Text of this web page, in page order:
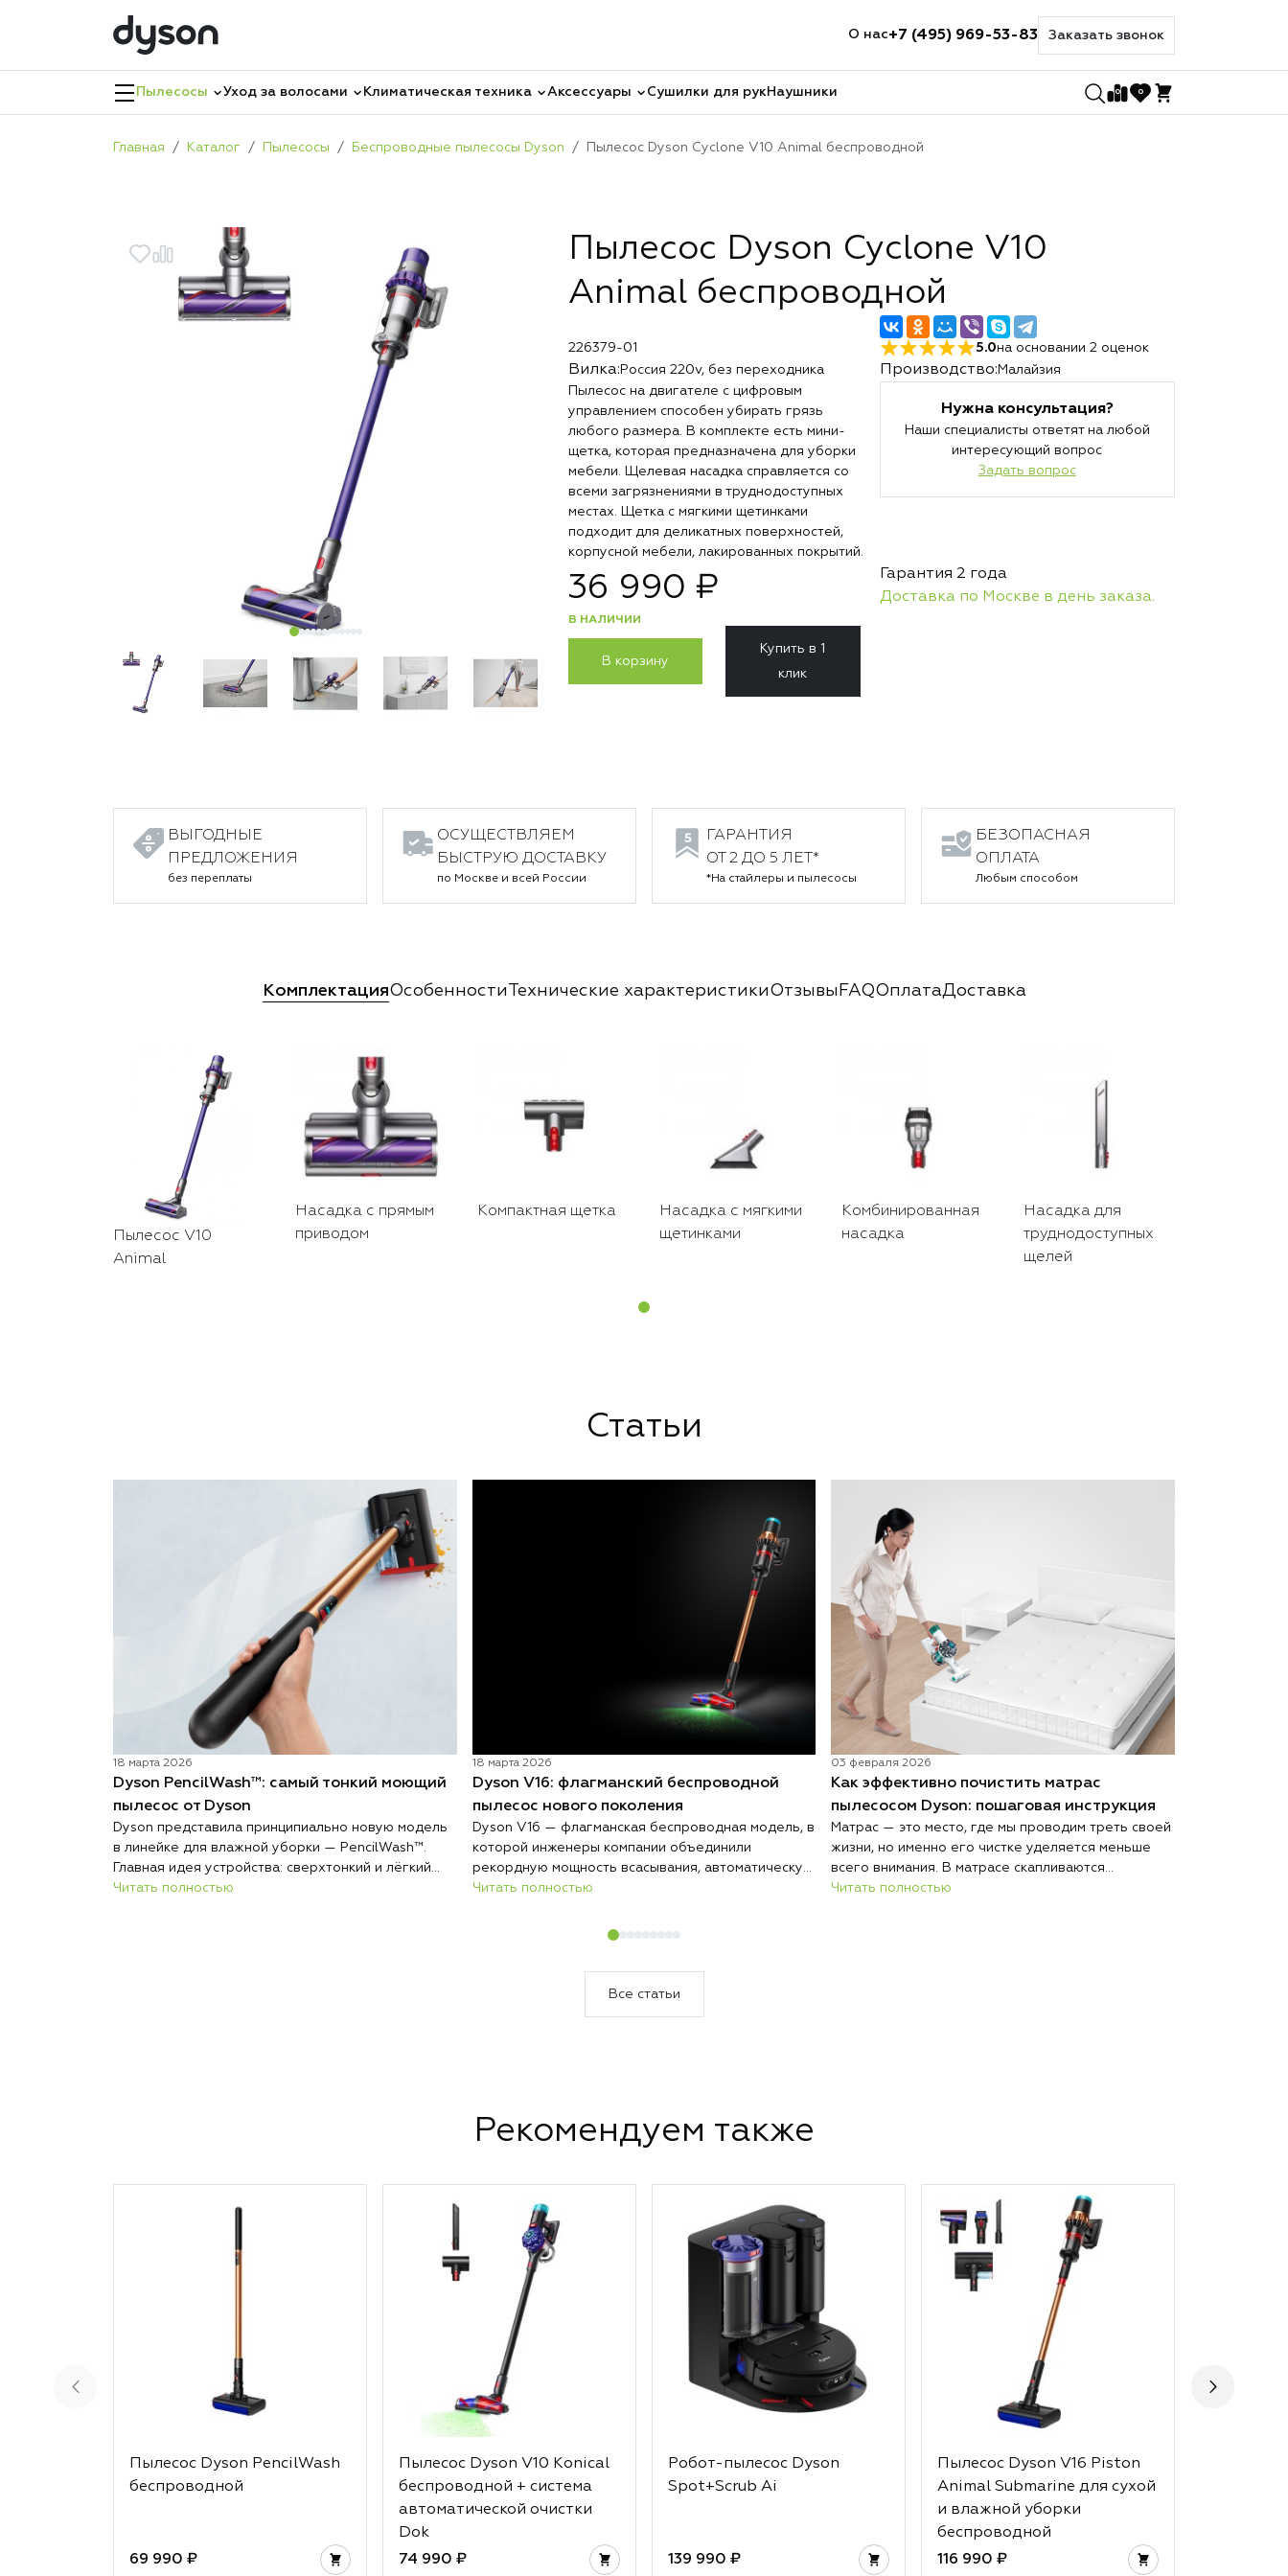
О нас+7 (495) 969-53-83 Заказать звонок
Пылесосы Уход за волосами Климатическая техника Аксессуары Сушилки для рукНаушники 0 0
Главная Каталог Пылесосы Беспроводные пылесосы Dyson Пылесос Dyson Cyclone V10 Animal беспроводной
Пылесос Dyson Cyclone V10
Animal беспроводной
226379-01 5.0на основании 2оценок
Вилка: Россия 220v, без переходника Производство: Малайзия
Пылесос на двигателе с цифровым
управлением способен убирать грязь
любого размера. В комплекте есть мини-
щетка, которая предназначена для уборки
мебели. Щелевая насадка справляется со
всеми загрязнениями в труднодоступных
местах. Щетка с мягкими щетинками
подходит для деликатных поверхностей,
корпусной мебели, лакированных покрытий.
Нужна консультация?
Наши специалисты ответят на любой
интересующий вопрос
Задать вопрос
Гарантия 2 года
Доставка по Москве в день заказа.
36 990 ₽
В НАЛИЧИИ
В корзину
Купить в 1
клик
ВЫГОДНЫЕ
ПРЕДЛОЖЕНИЯ
без переплаты
ОСУЩЕСТВЛЯЕМ
БЫСТРУЮ ДОСТАВКУ
по Москве и всей России
ГАРАНТИЯ
ОТ 2 ДО 5 ЛЕТ*
*На стайлеры и пылесосы
БЕЗОПАСНАЯ
ОПЛАТА
Любым способом
КомплектацияОсобенностиТехнические характеристикиОтзывы FAQОплатаДоставка
Пылесос V10
Animal
Насадка с прямым
приводом
Компактная щетка
Насадка с мягкими
щетинками
Комбинированная
насадка
Насадка для
труднодоступных
щелей
Статьи
18 марта 2026
Dyson PencilWash™: самый тонкий моющий
пылесос от Dyson
Dyson представила принципиально новую модель
в линейке для влажной уборки — PencilWash™.
Главная идея устройства: сверхтонкий и лёгкий
корпус без каких-либо уступок в гигиене и
Читать полностью
18 марта 2026
Dyson V16: флагманский беспроводной
пылесос нового поколения
Dyson V16 — флагманская беспроводная модель, в
которой инженеры компании объединили
рекордную мощность всасывания, автоматическую
адаптацию к покрытиям и интеллектуальный
который сам подстраивается под условия уборки
Читать полностью
03 февраля 2026
Как эффективно почистить матрас
пылесосом Dyson: пошаговая инструкция
Матрас — это место, где мы проводим треть своей
жизни, но именно его чистке уделяется меньше
всего внимания. В матрасе скапливаются
отмершие клетки кожи, пылевые клещи, их
Читать полностью
Все статьи
Рекомендуем также
Пылесос Dyson PencilWash
беспроводной
69 990 ₽
Пылесос Dyson V10 Konical
беспроводной + система
автоматической очистки
Dok
74 990 ₽
Робот-пылесос Dyson
Spot+Scrub Ai
139 990 ₽
Пылесос Dyson V16 Piston
Animal Submarine для сухой
и влажной уборки
беспроводной
116 990 ₽